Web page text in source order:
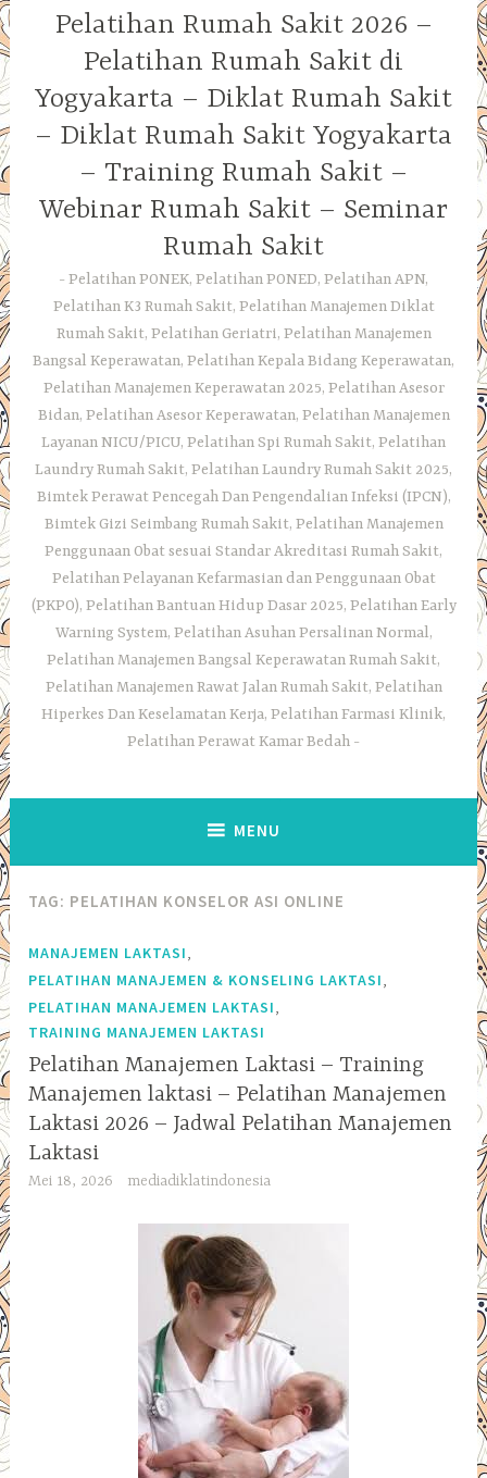
Pelatihan Rumah Sakit 2026 –
Pelatihan Rumah Sakit di
Yogyakarta – Diklat Rumah Sakit
– Diklat Rumah Sakit Yogyakarta
– Training Rumah Sakit –
Webinar Rumah Sakit – Seminar
Rumah Sakit
Pelatihan PONEK, Pelatihan PONED, Pelatihan APN,
Pelatihan K3 Rumah Sakit, Pelatihan Manajemen Diklat
Rumah Sakit, Pelatihan Geriatri, Pelatihan Manajemen
Bangsal Keperawatan, Pelatihan Kepala Bidang Keperawatan,
Pelatihan Manajemen Keperawatan 2025, Pelatihan Asesor
Bidan, Pelatihan Asesor Keperawatan, Pelatihan Manajemen
Layanan NICU/PICU, Pelatihan Spi Rumah Sakit, Pelatihan
Laundry Rumah Sakit, Pelatihan Laundry Rumah Sakit 2025,
Bimtek Perawat Pencegah Dan Pengendalian Infeksi (IPCN),
Bimtek Gizi Seimbang Rumah Sakit, Pelatihan Manajemen
Penggunaan Obat sesuai Standar Akreditasi Rumah Sakit,
Pelatihan Pelayanan Kefarmasian dan Penggunaan Obat
(PKPO), Pelatihan Bantuan Hidup Dasar 2025, Pelatihan Early
Warning System, Pelatihan Asuhan Persalinan Normal,
Pelatihan Manajemen Bangsal Keperawatan Rumah Sakit,
Pelatihan Manajemen Rawat Jalan Rumah Sakit, Pelatihan
Hiperkes Dan Keselamatan Kerja, Pelatihan Farmasi Klinik,
Pelatihan Perawat Kamar Bedah
MENU
TAG: PELATIHAN KONSELOR ASI ONLINE
MANAJEMEN LAKTASI
PELATIHAN MANAJEMEN & KONSELING LAKTASI
PELATIHAN MANAJEMEN LAKTASI
TRAINING MANAJEMEN LAKTASI
Pelatihan Manajemen Laktasi – Training
Manajemen laktasi – Pelatihan Manajemen
Laktasi 2026 – Jadwal Pelatihan Manajemen
Laktasi
Mei 18, 2026 mediadiklatindonesia